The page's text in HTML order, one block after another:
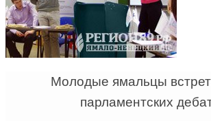
Молодые ямальцы
парламентских